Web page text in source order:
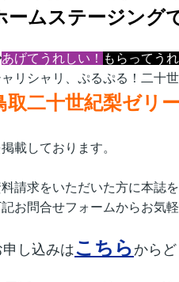
ームステージング
あげてうれしい！ もらってうれ
ャリシャリ、ぷるぷる！二十
取二十世紀梨ゼリ
掲載しております。
請求をいただいた方に本誌
お問合せフォームからお気
申し込みはこちら から